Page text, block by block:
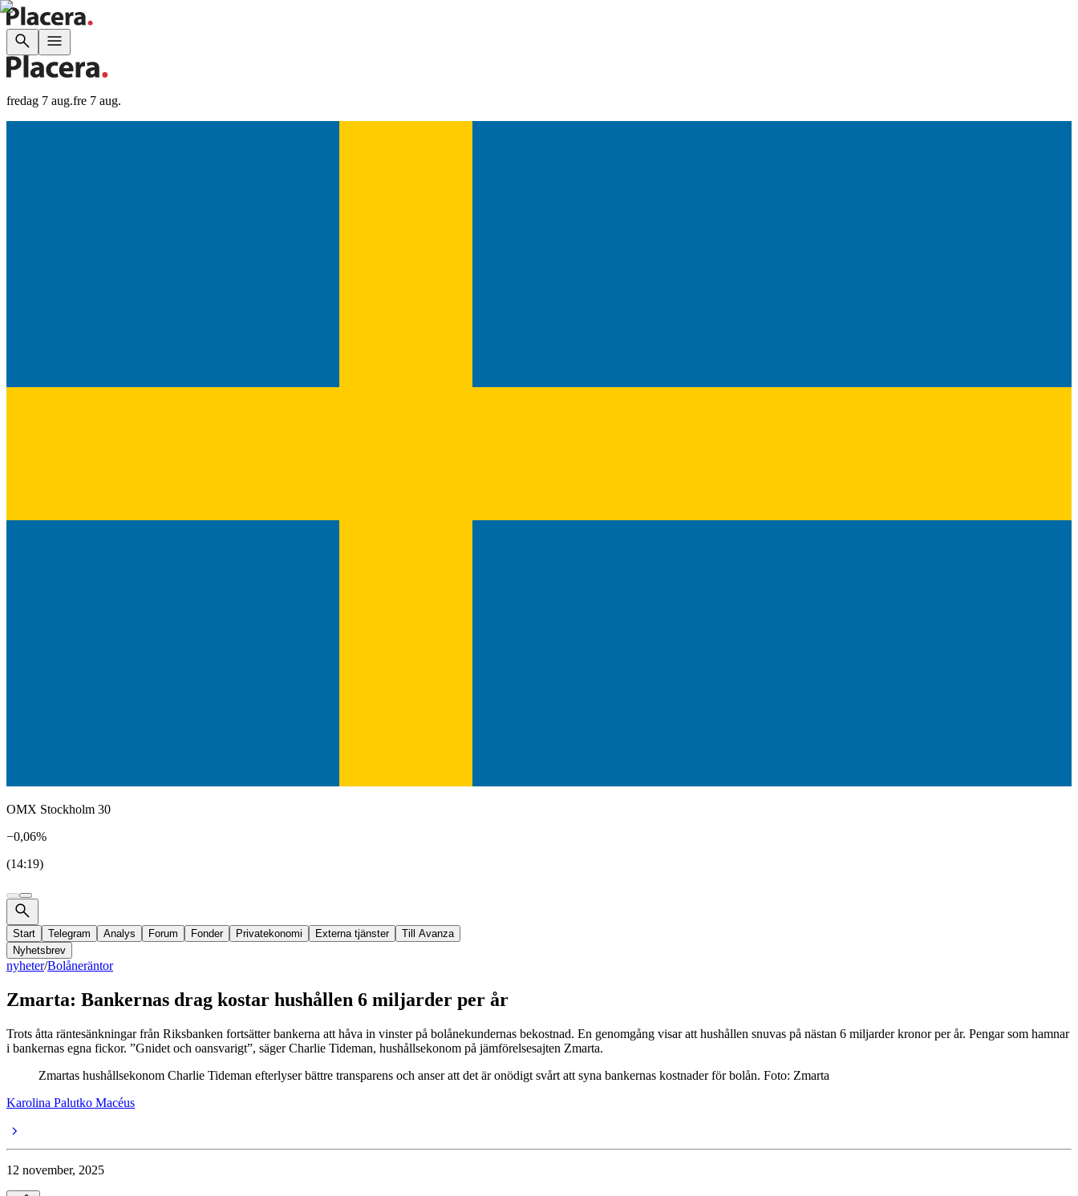
fredag 7 aug.fre 7 aug.
OMX Stockholm 30
−0,06%
(14:19)
Start Telegram Analys Forum Fonder Privatekonomi Externa tjänster
Till Avanza
Nyhetsbrev
nyheter/Bolåneräntor
Zmarta: Bankernas drag kostar hushållen 6 miljarder per år
Trots åtta räntesänkningar från Riksbanken fortsätter bankerna att håva in vinster på bolånekundernas bekostnad. En genomgång visar att hushållen snuvas på nästan 6 miljarder kronor per år. Pengar som hamnar
i bankernas egna fickor. ”Gnidet och oansvarigt”, säger Charlie Tideman, hushållsekonom på jämförelsesajten Zmarta.
Zmartas hushållsekonom Charlie Tideman efterlyser bättre transparens och anser att det är onödigt svårt att syna bankernas kostnader för bolån. Foto: Zmarta
Karolina Palutko Macéus
12 november, 2025